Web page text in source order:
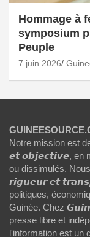
Hommage à
symposium
Peuple
7 juin 2026
Notre mission est
𝙚𝙩 𝙤𝙗𝙟𝙚𝙘𝙩𝙞𝙫𝙚, en
ou dissimulés.
𝙧𝙞𝙜𝙪𝙚𝙪𝙧 𝙚𝙩
politiques,
Guinée. Chez
presse libre et
l'information est un